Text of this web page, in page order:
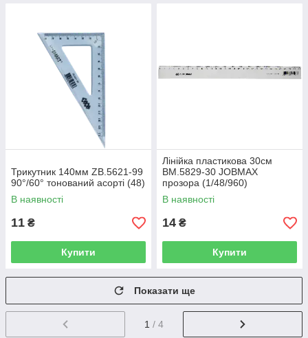
Трикутник 140мм ZB.5621-99
90°/60° тонований асорті (48)
В наявності
11 ₴
Купити
Лінійка пластикова 30см
BM.5829-30 JOBMAX
прозора (1/48/960)
В наявності
14 ₴
Купити
Показати ще
1 / 4